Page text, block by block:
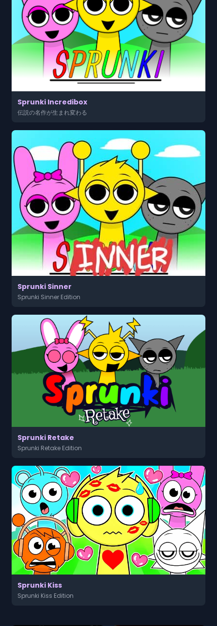
Sprunki Incredibox
伝説の名作が生まれ変わる
Sprunki Sinner
Sprunki Sinner Edition
Sprunki Retake
Sprunki Retake Edition
Sprunki Kiss
Sprunki Kiss Edition